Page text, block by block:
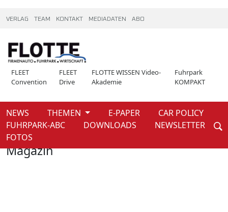
VERLAG TEAM KONTAKT MEDIADATEN ABO
FLEET
Convention
FLEET
Drive
FLOTTE WISSEN Video-
Akademie
Fuhrpark
KOMPAKT
NEWS THEMEN E-PAPER
CAR POLICY
FUHRPARK-ABC
DOWNLOADS
NEWSLETTER
FOTOS
Weiter
Home
Magazin